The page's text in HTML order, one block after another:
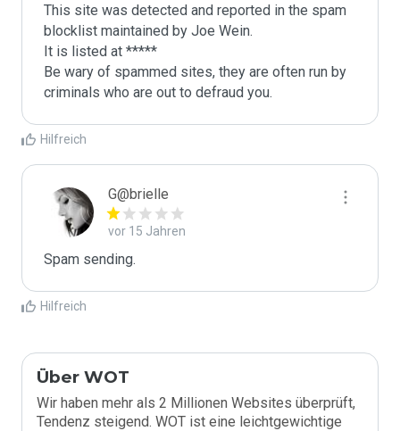
This site was detected and reported in the spam
blocklist maintained by Joe Wein.
It is listed at *****
Be wary of spammed sites, they are often run by
criminals who are out to defraud you.
Hilfreich
G@brielle
vor 15 Jahren
Spam sending.
Hilfreich
Über WOT
Wir haben mehr als 2 Millionen Websites überprüft,
Tendenz steigend. WOT ist eine leichtgewichtige